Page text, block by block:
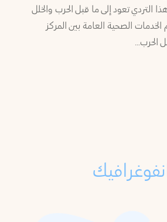
التردي تعود إلى ما قبل الحرب والخلل
الصحية العامة بين المركز
الحرب…